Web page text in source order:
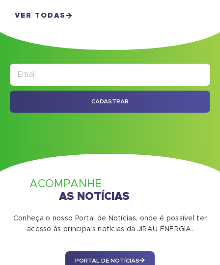
VER TODAS
CADASTRAR
ACOMPANHE
AS NOTÍCIAS
Conheça o nosso Portal de Notícias, onde é possível ter
acesso às principais notícias da JIRAU ENERGIA.
PORTAL DE NOTÍCIAS